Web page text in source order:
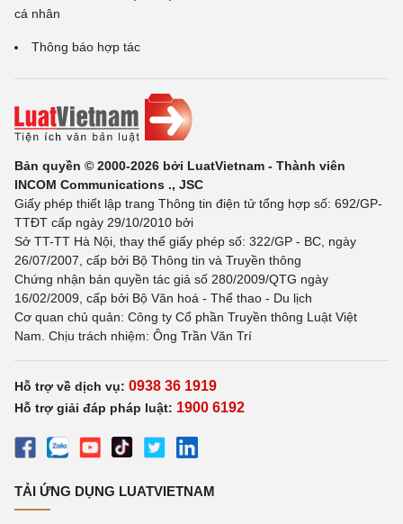
cá nhân
Thông báo hợp tác
Bản quyền © 2000-2026 bởi LuatVietnam - Thành viên
INCOM Communications ., JSC
Giấy phép thiết lập trang Thông tin điện tử tổng hợp số: 692/GP-
TTĐT cấp ngày 29/10/2010 bởi
Sở TT-TT Hà Nội, thay thế giấy phép số: 322/GP - BC, ngày
26/07/2007, cấp bởi Bộ Thông tin và Truyền thông
Chứng nhận bản quyền tác giả số 280/2009/QTG ngày
16/02/2009, cấp bởi Bộ Văn hoá - Thể thao - Du lịch
Cơ quan chủ quản: Công ty Cổ phần Truyền thông Luật Việt
Nam. Chịu trách nhiệm: Ông Trần Văn Trí
Hỗ trợ về dịch vụ: 0938 36 1919
Hỗ trợ giải đáp pháp luật: 1900 6192
TẢI ỨNG DỤNG LUATVIETNAM